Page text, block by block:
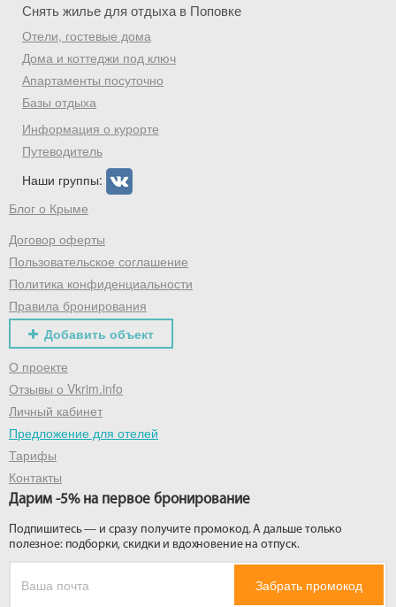
Снять жилье для отдыха в Поповке
Отели, гостевые дома
Дома и коттеджи под ключ
Апартаменты посуточно
Базы отдыха
Информация о курорте
Путеводитель
Наши группы:
Блог о Крыме
Договор оферты
Пользовательское соглашение
Политика конфиденциальности
Правила бронирования
Добавить объект
О проекте
Отзывы о Vkrim.info
Личный кабинет
Предложение для отелей
Тарифы
Контакты
Дарим -5% на первое бронирование
Подпишитесь — и сразу получите промокод. А дальше только
полезное: подборки, скидки и вдохновение на отпуск.
Забрать промокод
Скидка −5%
Хочешь дешевле? Оставь почту и получи
промокод на первое бронирование!